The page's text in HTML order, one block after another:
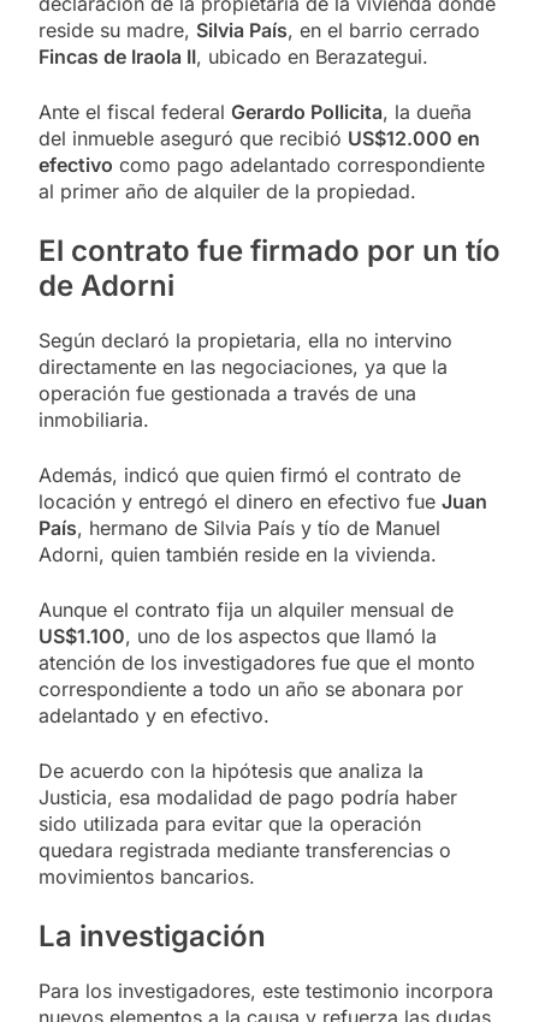
reside su madre, Silvia País, en el barrio cerrado
Fincas de Iraola II, ubicado en Berazategui.
Ante el fiscal federal Gerardo Pollicita, la dueña
del inmueble aseguró que recibió US$12.000 en
efectivo como pago adelantado correspondiente
al primer año de alquiler de la propiedad.
El contrato fue firmado por un tío
de Adorni
Según declaró la propietaria, ella no intervino
directamente en las negociaciones, ya que la
operación fue gestionada a través de una
inmobiliaria.
Además, indicó que quien firmó el contrato de
locación y entregó el dinero en efectivo fue Juan
País, hermano de Silvia País y tío de Manuel
Adorni, quien también reside en la vivienda.
Aunque el contrato fija un alquiler mensual de
US$1.100, uno de los aspectos que llamó la
atención de los investigadores fue que el monto
correspondiente a todo un año se abonara por
adelantado y en efectivo.
De acuerdo con la hipótesis que analiza la
Justicia, esa modalidad de pago podría haber
sido utilizada para evitar que la operación
quedara registrada mediante transferencias o
movimientos bancarios.
La investigación
Para los investigadores, este testimonio incorpora
nuevos elementos a la causa y refuerza las dudas